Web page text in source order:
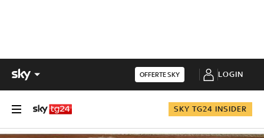
OFFERTE SKY LOGIN
SKY TG24 INSIDER